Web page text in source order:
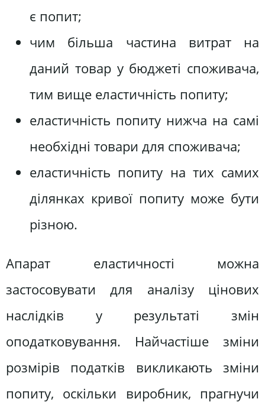
є попит;
чим більша частина витрат на
даний товар у бюджеті споживача,
тим вище еластичність попиту;
еластичність попиту нижча на самі
необхідні товари для споживача;
еластичність попиту на тих самих
ділянках кривої попиту може бути
різною.
Апарат еластичності можна
застосовувати для аналізу цінових
наслідків у результаті змін
оподатковування. Найчастіше зміни
розмірів податків викликають зміни
попиту, оскільки виробник, прагнучи